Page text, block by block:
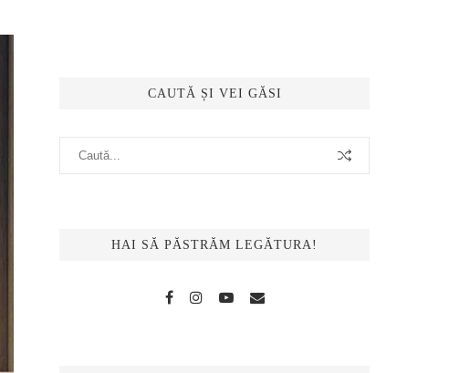
CAUTĂ ȘI VEI GĂSI
HAI SĂ PĂSTRĂM LEGĂTURA!